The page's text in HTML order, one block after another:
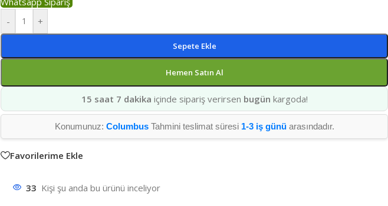
-
+
Sepete Ekle
Hemen Satın Al
15 saat 7 dakika içinde sipariş verirsen bugün kargoda!
Konumunuz: ColumbusTahmini teslimat süresi 1-3 iş günüarasındadır.
Favorilerime Ekle
33 Kişi şu anda bu ürünü inceliyor